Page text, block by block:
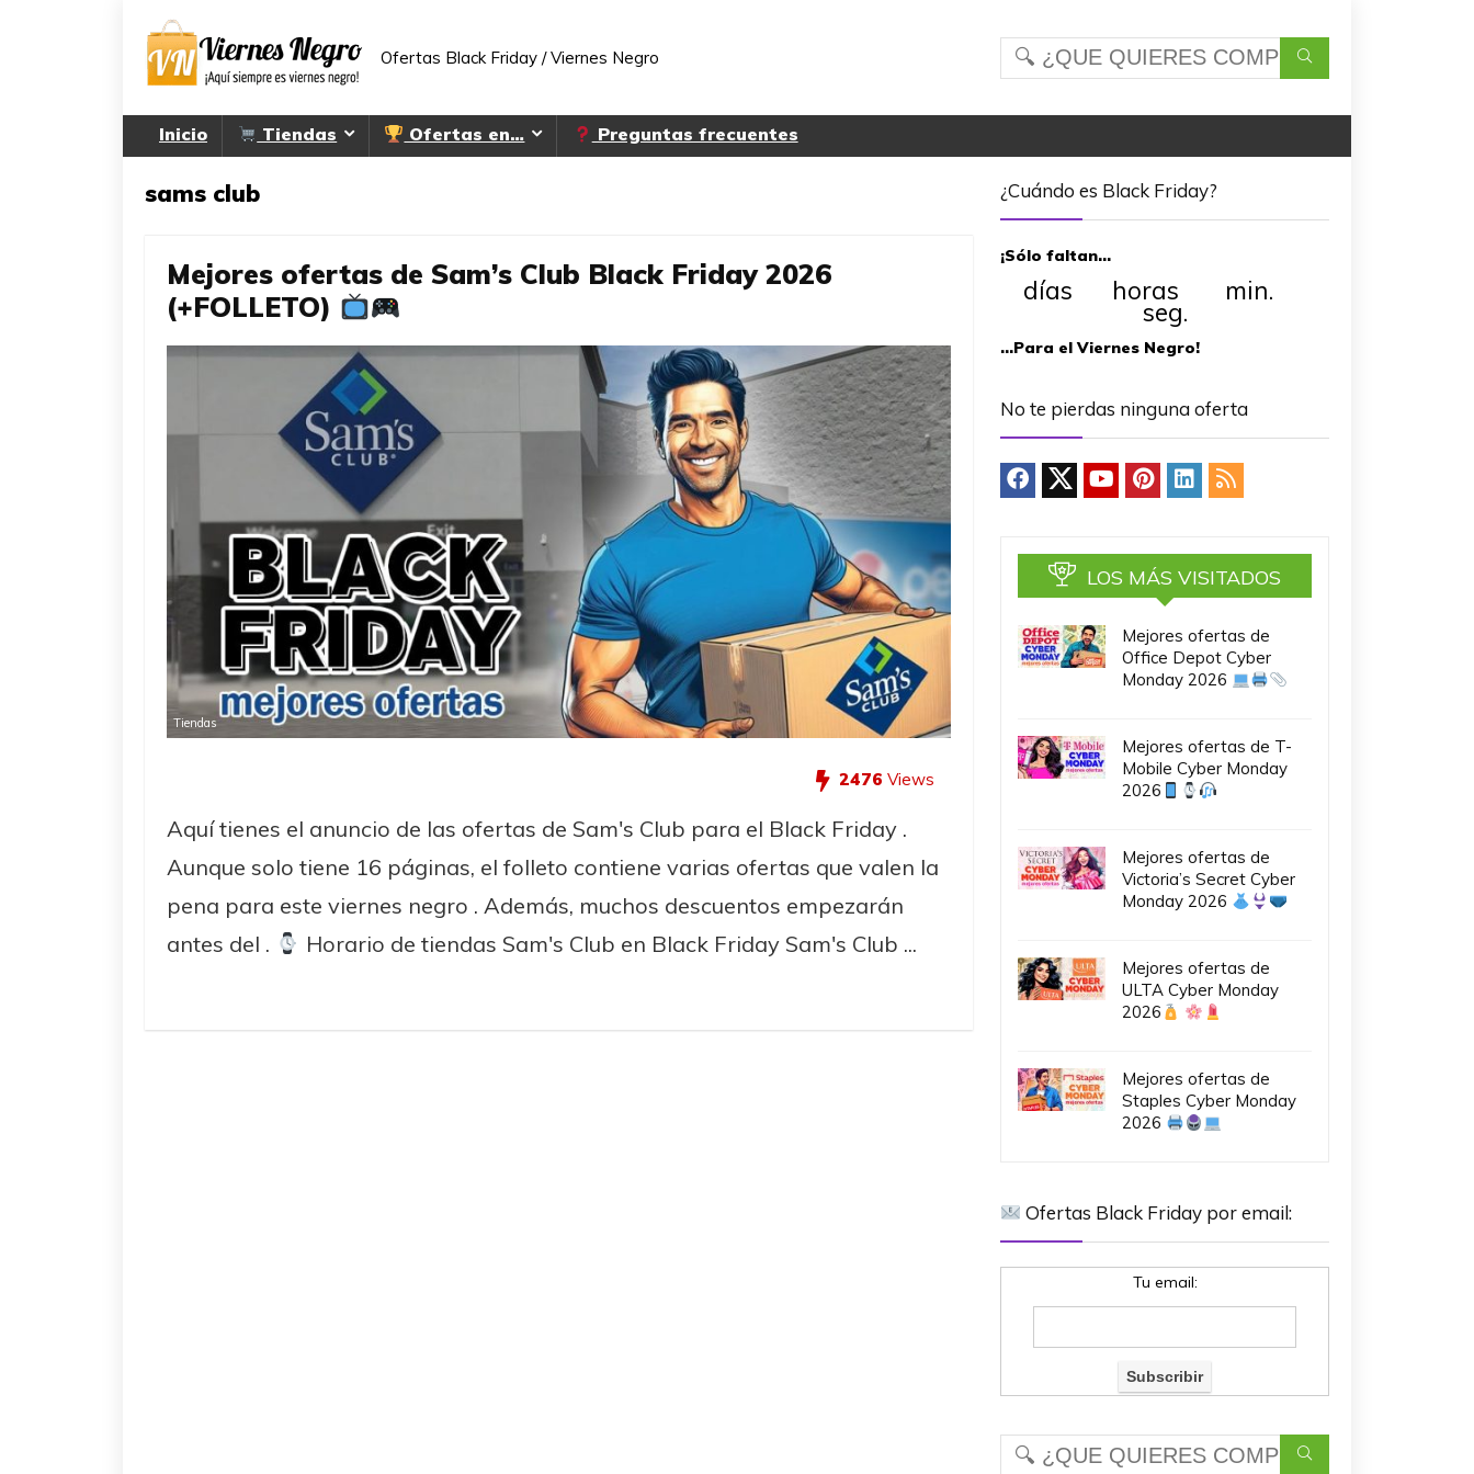
Ofertas Black Friday / Viernes Negro
Inicio Tiendas Ofertas en… Preguntas frecuentes
sams club
Mejores ofertas de Sam’s Club Black Friday 2026
(+FOLLETO)
Tiendas
2476 Views
Aquí tienes el anuncio de las ofertas de Sam's Club para el Black Friday .
Aunque solo tiene 16 páginas, el folleto contiene varias ofertas que valen la
pena para este viernes negro . Además, muchos descuentos empezarán
antes del .
Horario de tiendas Sam's Club en Black Friday Sam's Club ...
¿Cuándo es Black Friday?
¡Sólo faltan…
días horas min.
seg.
…Para el Viernes Negro!
No te pierdas ninguna oferta
LOS MÁS VISITADOS
Mejores ofertas de
Office Depot Cyber
Monday 2026
Mejores ofertas de T-
Mobile Cyber Monday
2026
Mejores ofertas de
Victoria’s Secret Cyber
Monday 2026
Mejores ofertas de
ULTA Cyber Monday
2026
Mejores ofertas de
Staples Cyber Monday
2026
Ofertas Black Friday por email:
Tu email: